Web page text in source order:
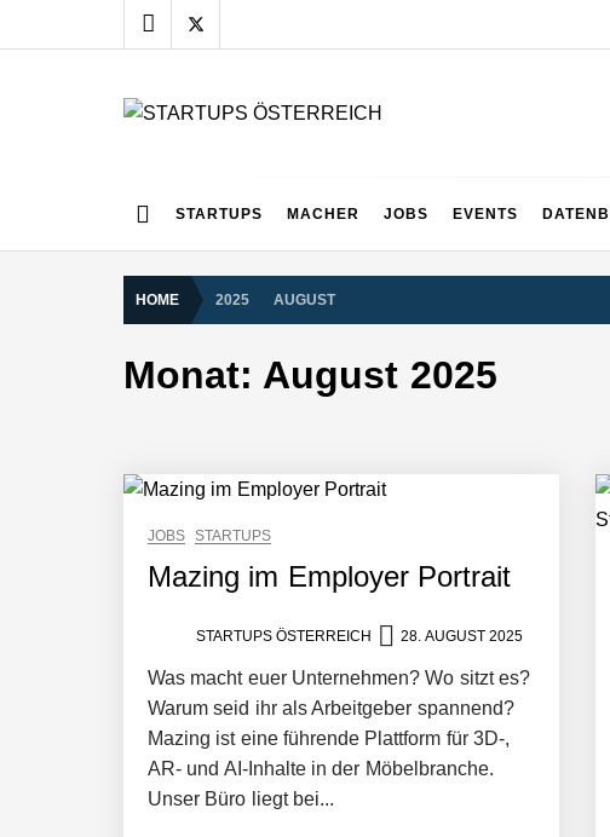
to
STARTUPS MACHER JOBS EVENTS
HOME 2025 AUGUST
Monat: August 2025
JOBS STARTUPS
Mazing im Employer Portrait
STARTUPS ÖSTERREICH 28. AUGUST 2025
Was macht euer Unternehmen? Wo sitzt es?
Warum seid ihr als Arbeitgeber spannend?
Mazing ist eine führende Plattform für 3D-,
AR- und AI-Inhalte in der Möbelbranche.
Unser Büro liegt bei...
Mazing im Employer Portrait
Tabuthema Schwitzen? Dieses Salzburger